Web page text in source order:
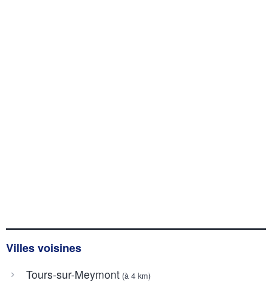
Villes voisines
Tours-sur-Meymont(à 4 km)